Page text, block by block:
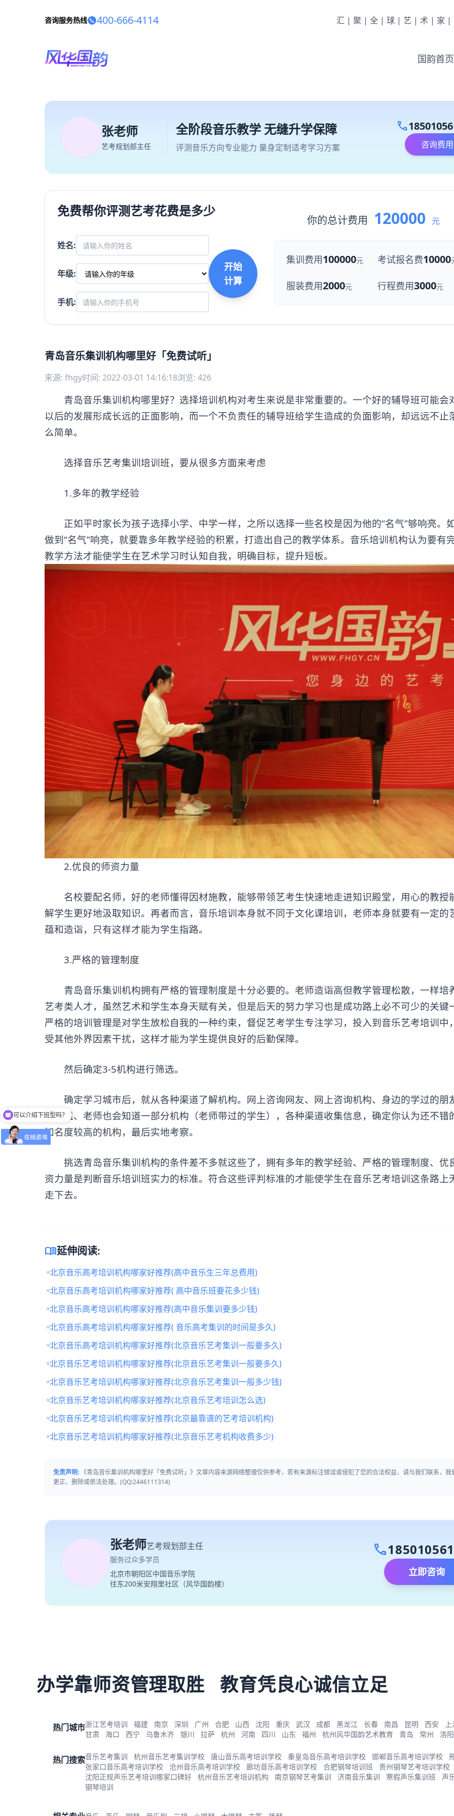
咨询服务热线 400-666-4114 汇|聚|全|球|艺|术|家|
国韵首页
张老师
艺考规划部主任
全阶段音乐教学 无缝升学保障
评测音乐方向专业能力 量身定制适考学习方案
call
咨询费用
免费帮你评测艺考花费是多少
姓名:
年级:
手机:
开始
计算
你的总计费用 120000 元
集训费用100000元 考试报名费10000
服装费用2000元 行程费用3000元
青岛音乐集训机构哪里好「免费试听」
来源: fhgy时间: 2022-03-01 14:16:18浏览: 426
青岛音乐集训机构哪里好？选择培训机构对考生来说是非常重要的。一个好的辅导班可能会
以后的发展形成长远的正面影响，而一个不负责任的辅导班给学生造成的负面影响，却远远不止
么简单。
选择音乐艺考集训培训班，要从很多方面来考虑
1.多年的教学经验
正如平时家长为孩子选择小学、中学一样，之所以选择一些名校是因为他的“名气”够响亮。
做到“名气”响亮，就要靠多年教学经验的积累，打造出自己的教学体系。音乐培训机构认为要有
教学方法才能使学生在艺术学习时认知自我，明确目标，提升短板。
2.优良的师资力量
名校要配名师，好的老师懂得因材施教，能够带领艺考生快速地走进知识殿堂，用心的教授
解学生更好地汲取知识。再者而言，音乐培训本身就不同于文化课培训，老师本身就要有一定的
蕴和造诣，只有这样才能为学生指路。
3.严格的管理制度
青岛音乐集训机构拥有严格的管理制度是十分必要的。老师造诣高但教学管理松散，一样培
艺考类人才，虽然艺术和学生本身天赋有关，但是后天的努力学习也是成功路上必不可少的关键
严格的培训管理是对学生放松自我的一种约束，督促艺考学生专注学习，投入到音乐艺考培训中
受其他外界因素干扰，这样才能为学生提供良好的后勤保障。
然后确定3-5机构进行筛选。
确定学习城市后，就从各种渠道了解机构。网上咨询网友、网上咨询机构、身边的学过的朋
长学姐、老师也会知道一部分机构（老师带过的学生），各种渠道收集信息，确定你认为还不错
知名度较高的机构，最后实地考察。
挑选青岛音乐集训机构的条件差不多就这些了，拥有多年的教学经验、严格的管理制度、优
资力量是判断音乐培训班实力的标准。符合这些评判标准的才能使学生在音乐艺考培训这条路上
走下去。
menu_book延伸阅读:
北京音乐高考培训机构哪家好推荐(高中音乐生三年总费用)
北京音乐高考培训机构哪家好推荐( 高中音乐班要花多少钱)
北京音乐高考培训机构哪家好推荐(高中音乐集训要多少钱)
北京音乐高考培训机构哪家好推荐( 音乐高考集训的时间是多久)
北京音乐高考培训机构哪家好推荐(北京音乐艺考集训一般要多久)
北京音乐艺考培训机构哪家好推荐(北京音乐艺考集训一般要多久)
北京音乐艺考培训机构哪家好推荐(北京音乐艺考集训一般多少钱)
北京音乐艺考培训机构哪家好推荐(北京音乐艺考培训怎么选)
北京音乐艺考培训机构哪家好推荐(北京最靠谱的艺考培训机构)
北京音乐艺考培训机构哪家好推荐(北京音乐艺考机构收费多少)
免责声明: 《青岛音乐集训机构哪里好「免费试听」》文章内容来源网络整理仅供参考，若有来源标注错误或侵犯了您的合法权益，请与我们联系，我
更正、删除或依法处理。(QQ:2446111314)
张老师艺考规划部主任
服务过众多学员
北京市朝阳区中国音乐学院
往东200米安翔里社区（风华国韵楼）
call
立即咨询
办学靠师资管理取胜 教育凭良心诚信立足
热门城市浙江艺考培训 福建 南京 深圳 广州 合肥 山西 沈阳 重庆 武汉 成都 黑龙江 长春 南昌 昆明 西安
甘肃
海口 西宁 乌鲁木齐 银川 拉萨 杭州 河南 四川 山东 福州 杭州风华国韵艺术教育 青岛 常州 洛阳
热门搜索音乐艺考集训 杭州音乐艺考集训学校 唐山音乐高考培训学校 秦皇岛音乐高考培训学校 邯郸音乐高考培训学校
张家口音乐高考培训学校
沧州音乐高考培训学校 廊坊音乐高考培训学校 合肥钢琴培训班 贵州钢琴艺考培训学校
沈阳正规声乐艺考培训哪家口碑好
杭州音乐艺考培训机构 南京钢琴艺考集训 济南音乐集训 寒假声乐集训班 声
钢琴培训
可以介绍下班型吗？